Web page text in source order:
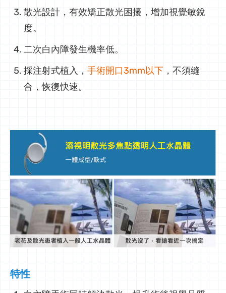
散光設計，有效矯正散光困擾，增加視覺敏銳
度。
二次白內障發生機率低。
採注射式植入， 手術開口3mm以下 ，不須縫
合，恢復快速。
特性